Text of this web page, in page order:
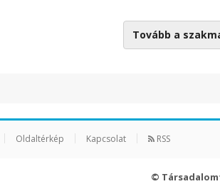
Tovább a
Oldaltérkép Kapcsolat RSS
©